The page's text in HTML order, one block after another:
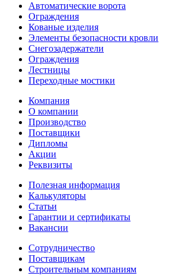
Автоматические ворота
Ограждения
Кованые изделия
Элементы безопасности кровли
Снегозадержатели
Ограждения
Лестницы
Переходные мостики
Компания
О компании
Производство
Поставщики
Дипломы
Акции
Реквизиты
Полезная информация
Калькуляторы
Статьи
Гарантии и сертификаты
Вакансии
Сотрудничество
Поставщикам
Строительным компаниям